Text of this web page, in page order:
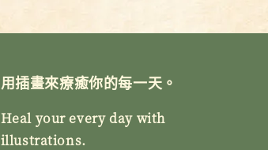
用插畫來療癒你的每一天。
Heal your every day with
illustrations.